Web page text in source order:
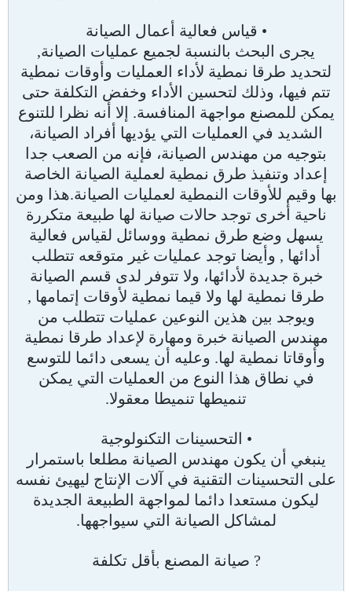
• قياس فعالية أعمال الصيانة
يجرى البحث بالنسبة لجميع عمليات الصيانة,
لتحديد طرقا نمطية لأداء العمليات وأوقات نمطية
تتم فيها، وذلك لتحسين الأداء وخفض التكلفة حتى
يمكن للمصنع مواجهة المنافسة. إلا أنه نظرا للتنوع
الشديد في العمليات التي يؤديها أفراد الصيانة،
بتوجيه من مهندس الصيانة، فإنه من الصعب جدا
إعداد وتنفيذ طرق نمطية لعملية الصيانة الخاصة
بها وقيم للأوقات النمطية لعمليات الصيانة.هذا ومن
ناحية أخرى توجد حالات صيانة لها طبيعة متكررة
يسهل وضع طرق نمطية ووسائل لقياس فعالية
أدائها , وأيضا توجد عمليات غير متوقعه تتطلب
خبرة جديدة لأدائها، ولا تتوفر لدى قسم الصيانة
طرقا نمطية لها ولا قيما نمطية لأوقات إتمامها ,
ويوجد بين هذين النوعين عمليات تتطلب من
مهندس الصيانة خبرة ومهارة لإعداد طرقا نمطية
وأوقاتا نمطية لها. وعليه أن يسعى دائما للتوسع
في نطاق هذا النوع من العمليات التي يمكن
تنميطها تنميطا معقولا.
• التحسينات التكنولوجية
ينبغي أن يكون مهندس الصيانة مطلعا باستمرار
على التحسينات التقنية في آلات الإنتاج ليهيئ نفسه
ليكون مستعدا دائما لمواجهة الطبيعة الجديدة
لمشاكل الصيانة التي سيواجهها.
? صيانة المصنع بأقل تكلفة